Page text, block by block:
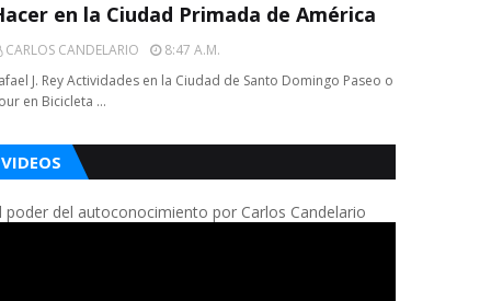
en la Ciudad Primada de América
CARLOS CANDELARIO
8:47 A.m.
J. Rey Actividades en la Ciudad de Santo Domingo Paseo o
en Bicicleta …
VIDEOS
poder del autoconocimiento por Carlos Candelario